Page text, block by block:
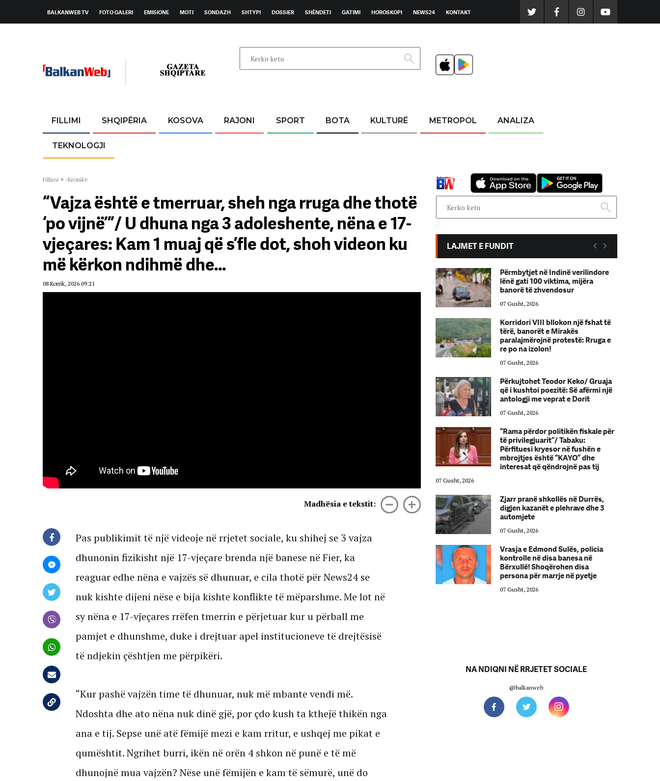
BALKANWEB TV FOTO GALERI EMISIONE MOTI SONDAZH SHTYPI DOSSIER SHËNDETI GATIMI HOROSKOPI NEWS24 KONTAKT
FILLIMI SHQIPËRIA KOSOVA RAJONI SPORT BOTA KULTURË METROPOL ANALIZA
TEKNOLOGJI
Fillimi > -Kronikë
“Vajza është e tmerruar, sheh nga rruga dhe thotë
‘po vijnë’”/ U dhuna nga 3 adoleshente, nëna e 17-
vjeçares: Kam 1 muaj që s’fle dot, shoh videon ku
më kërkon ndihmë dhe…
08 Korrik, 2026 09:21
Madhësia e tekstit:
Pas publikimit të një videoje në rrjetet sociale, ku shihej se 3 vajza
dhunonin fizikisht një 17-vjeçare brenda një banese në Fier, ka
reaguar edhe nëna e vajzës së dhunuar, e cila thotë për News24 se
nuk kishte dijeni nëse e bija kishte konflikte të mëparshme. Me lot në
sy nëna e 17-vjeçares rrëfen tmerrin e përjetuar kur u përball me
pamjet e dhunshme, duke i drejtuar apel institucioneve të drejtësisë
të ndjekin çështjen me përpikëri.
“Kur pashë vajzën time të dhunuar, nuk më mbante vendi më.
Ndoshta dhe ato nëna nuk dinë gjë, por çdo kush ta kthejë thikën nga
ana e tij. Sepse unë atë fëmijë mezi e kam rritur, e ushqej me pikat e
qumështit. Ngrihet burri, ikën në orën 4 shkon në punë e të më
dhunojnë mua vajzën? Nëse unë fëmijën e kam të sëmurë, unë do
LAJMET E FUNDIT
banorë të zhvendosur
Zjarr pranë shkollës në Durrës,
digjen kazanët e plehrave dhe 3
kontrolle në disa banesa në
persona për marrje në pyetje
Përmbytjet në Indinë verilindore
lënë gati 100 viktima, mijëra
banorë të zhvendosur
07 Gusht, 2026
Korridori VIII bllokon një fshat të
tërë, banorët e Mirakës
paralajmërojnë protestë: Rruga e
re po na izolon!
07 Gusht, 2026
Përkujtohet Teodor Keko/ Gruaja
që i kushtoi poezitë: Së afërmi një
antologji me veprat e Dorit
07 Gusht, 2026
“Rama përdor politikën fiskale për
të privilegjuarit”/ Tabaku:
Përfituesi kryesor në fushën e
mbrojtjes është “KAYO” dhe
interesat që qëndrojnë pas tij
07 Gusht, 2026
Zjarr pranë shkollës në Durrës,
digjen kazanët e plehrave dhe 3
automjete
07 Gusht, 2026
Vrasja e Edmond Sulës, policia
kontrolle në disa banesa në
Bërxullë! Shoqërohen disa
persona për marrje në pyetje
07 Gusht, 2026
NA NDIQNI NË RRJETET SOCIALE
@balkanweb